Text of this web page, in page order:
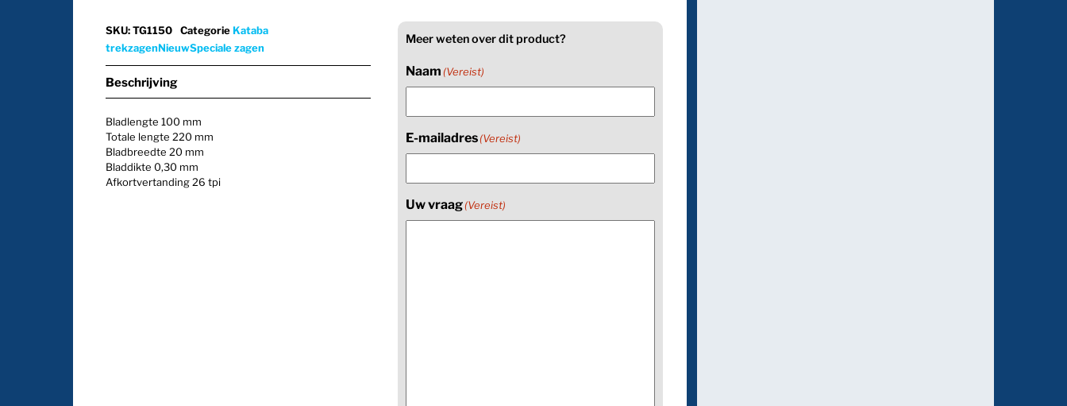
SKU:TG1150 CategorieKataba
trekzagenNieuwSpeciale zagen
Beschrijving
Bladlengte 100 mm
Totale lengte 220 mm
Bladbreedte 20 mm
Bladdikte 0,30 mm
Afkortvertanding 26 tpi
Meer weten over dit product?
Naam(Vereist)
E-mailadres(Vereist)
Uw vraag(Vereist)